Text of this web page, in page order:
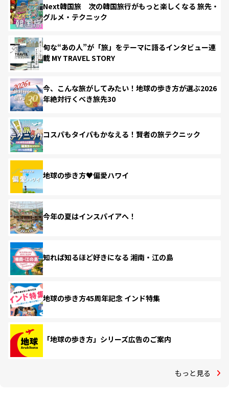
Next韓国旅 次の韓国旅行がもっと楽しくなる 旅先・
グルメ・テクニック
旬な“あの人”が「旅」をテーマに語るインタビュー連
載 MY TRAVEL STORY
今、こんな旅がしてみたい！地球の歩き方が選ぶ2026
年絶対行くべき旅先30
コスパもタイパもかなえる！賢者の旅テクニック
地球の歩き方♥偏愛ハワイ
今年の夏はインスパイアへ！
知れば知るほど好きになる 湘南・江の島
地球の歩き方45周年記念 インド特集
「地球の歩き方」シリーズ広告のご案内
もっと見る